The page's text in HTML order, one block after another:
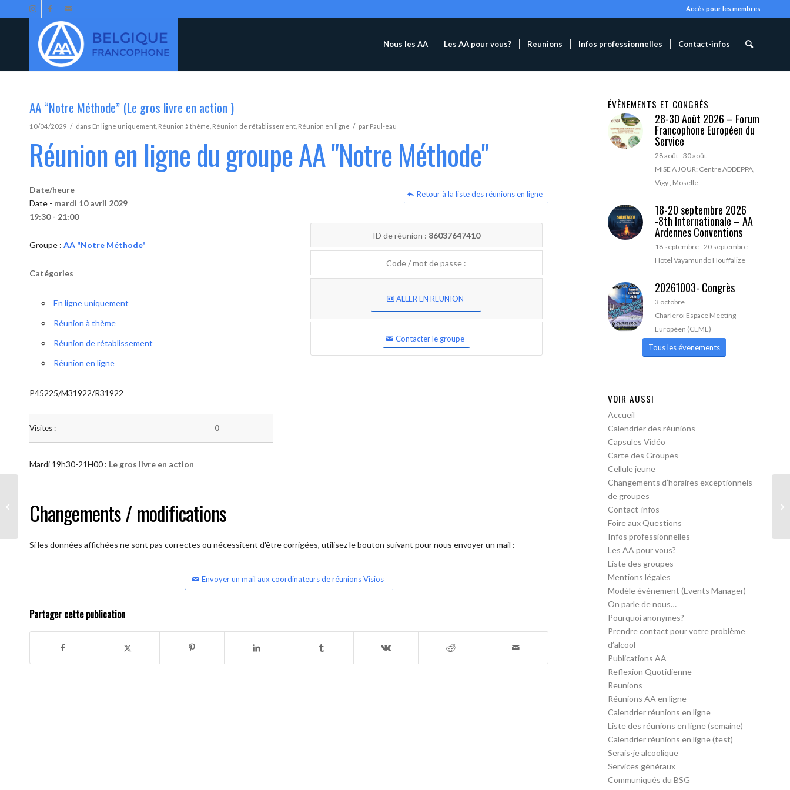
Accès pour les membres
Nous les AA Les AA pour vous? Reunions Infos professionnelles Contact-infos
AA “Notre Méthode” (Le gros livre en action )
10/04/2029 / dans En ligne uniquement Réunion à thème Réunion de rétablissement Réunion en ligne / par Paul-eau
Réunion en ligne du groupe AA "Notre Méthode"
Retour à la liste des réunions en ligne
Date/heure
Date - mardi 10 avril 2029
19:30 - 21:00
Groupe : AA "Notre Méthode"
Catégories
En ligne uniquement
Réunion à thème
Réunion de rétablissement
Réunion en ligne
P45225/M31922/R31922
Visites : 0
ID de réunion : 86037647410
Code / mot de passe :
ALLER EN REUNION
Contacter le groupe
Mardi 19h30-21H00 : Le gros livre en action
Changements / modifications
Si les données affichées ne sont pas correctes ou nécessitent d'être corrigées, utilisez le bouton suivant pour nous envoyer un mail :
Envoyer un mail aux coordinateurs de réunions Visios
Partager cette publication
ÉVÈNEMENTS ET CONGRÈS
28-30 Août 2026 – Forum
Francophone Européen du
Service
28 août-30 août
MISE A JOUR: Centre ADDEPPA,
Vigy , Moselle
18-20 septembre 2026
-8th Internationale – AA
Ardennes Conventions
18 septembre-20 septembre
Hotel Vayamundo Houffalize
20261003- Congrès
3 octobre
Charleroi Espace Meeting
Européen (CEME)
Tous les évenements
VOIR AUSSI
Accueil
Calendrier des réunions
Capsules Vidéo
Carte des Groupes
Cellule jeune
Changements d’horaires exceptionnels
de groupes
Contact-infos
Foire aux Questions
Infos professionnelles
Les AA pour vous?
Liste des groupes
Mentions légales
Modèle événement (Events Manager)
On parle de nous…
Pourquoi anonymes?
Prendre contact pour votre problème
d’alcool
Publications AA
Reflexion Quotidienne
Reunions
Réunions AA en ligne
Calendrier réunions en ligne
Liste des réunions en ligne (semaine)
Calendrier réunions en ligne (test)
Serais-je alcoolique
Services généraux
Communiqués du BSG
action )